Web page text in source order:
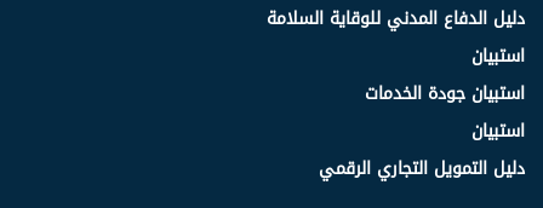
دليل الدفاع المدني للوقاية السلامة
استبيان
استبيان جودة الخدمات
استبيان
دليل التمويل التجاري الرقمي